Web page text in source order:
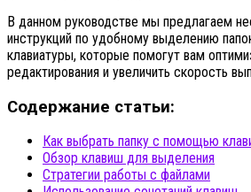
В данном руководстве мы предлагаем
инструкций по удобному выделению
клавиатуры, которые помогут вам
редактирования и увеличить скорость
Содержание статьи:
Как выбрать папку с помощью
Обзор клавиш для выделения
Стратегии работы с файлами